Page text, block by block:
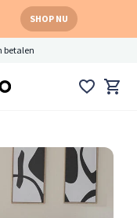
SHOP NU
betalen